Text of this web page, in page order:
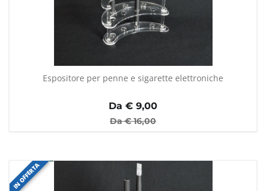
Espositore per penne e sigarette elettroniche
Da € 9,00
Da €16,00
IN OFFERTA